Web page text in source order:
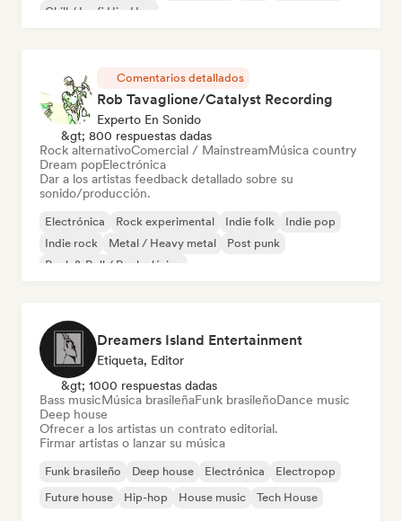
Chill / Lo-fi Hip-Hop
Comentarios detallados
Rob Tavaglione/Catalyst Recording
Experto En Sonido
&gt; 800 respuestas dadas
Rock alternativoComercial / MainstreamMúsica country
Dream popElectrónica
Dar a los artistas feedback detallado sobre su
sonido/producción.
Electrónica Rock experimental Indie folk
Indie pop
Indie rock
Metal / Heavy metal
Post punk
Rock & Roll / Rock clásico
Dreamers Island Entertainment
Etiqueta, Editor
&gt; 1000 respuestas dadas
Bass musicMúsica brasileñaFunk brasileñoDance music
Deep house
Ofrecer a los artistas un contrato editorial.
Firmar artistas o lanzar su música
Funk brasileño Deep house Electrónica
Electropop
Future house
Hip-hop House music Tech House